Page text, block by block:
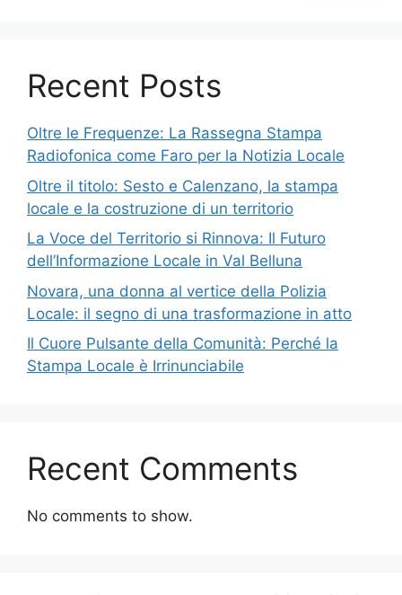
Recent Posts
Oltre le Frequenze: La Rassegna Stampa
Radiofonica come Faro per la Notizia Locale
Oltre il titolo: Sesto e Calenzano, la stampa
locale e la costruzione di un territorio
La Voce del Territorio si Rinnova: Il Futuro
dell’Informazione Locale in Val Belluna
Novara, una donna al vertice della Polizia
Locale: il segno di una trasformazione in atto
Il Cuore Pulsante della Comunità: Perché la
Stampa Locale è Irrinunciabile
Recent Comments
No comments to show.